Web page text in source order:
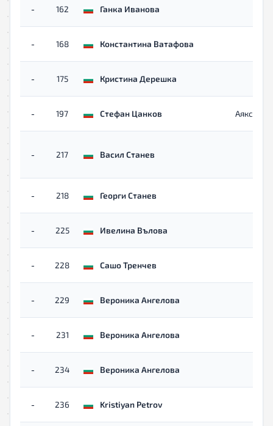
- 162 Ганка Иванова
- 168 Константина Ватафова
- 175 Кристина Дерешка
- 197 Стефан Цанков Аякс
- 217 Васил Станев
- 218 Георги Станев
- 225 Ивелина Вълова
- 228 Сашо Тренчев
- 229 Вероника Ангелова
- 231 Вероника Ангелова
- 234 Вероника Ангелова
- 236 Kristiyan Petrov